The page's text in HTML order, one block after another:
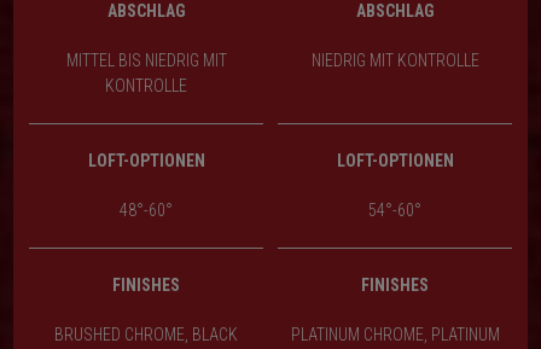
ABSCHLAG ABSCHLAG
MITTEL BIS NIEDRIG MIT
KONTROLLE
NIEDRIG MIT KONTROLLE
LOFT-OPTIONEN LOFT-OPTIONEN
48°-60° 54°-60°
FINISHES FINISHES
BRUSHED CHROME, BLACK
PLATINUM CHROME, PLATINUM